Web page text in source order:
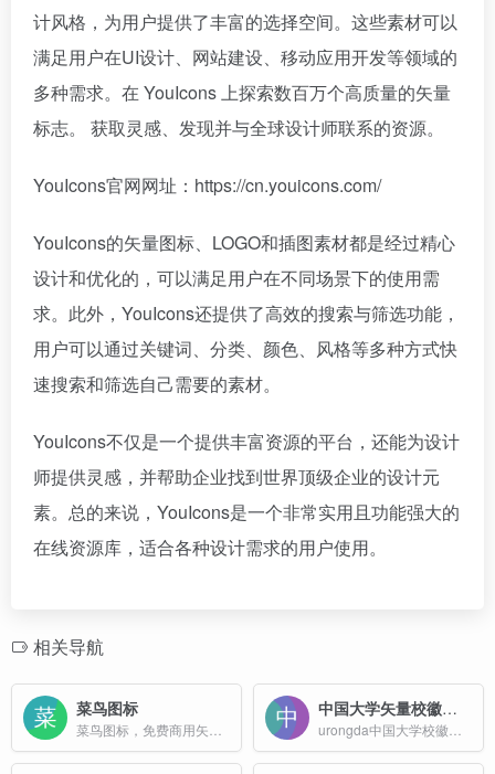
计风格，为用户提供了丰富的选择空间。这些素材可以
满足用户在UI设计、网站建设、移动应用开发等领域的
多种需求。在 YouIcons 上探索数百万个高质量的矢量
标志。 获取灵感、发现并与全球设计师联系的资源。
YouIcons官网网址：https://cn.youicons.com/
YouIcons的矢量图标、LOGO和插图素材都是经过精心
设计和优化的，可以满足用户在不同场景下的使用需
求。此外，YouIcons还提供了高效的搜索与筛选功能，
用户可以通过关键词、分类、颜色、风格等多种方式快
速搜索和筛选自己需要的素材。
YouIcons不仅是一个提供丰富资源的平台，还能为设计
师提供灵感，并帮助企业找到世界顶级企业的设计元
素。总的来说，YouIcons是一个非常实用且功能强大的
在线资源库，适合各种设计需求的用户使用。
相关导航
菜鸟图标 中国大学矢量校徽合集